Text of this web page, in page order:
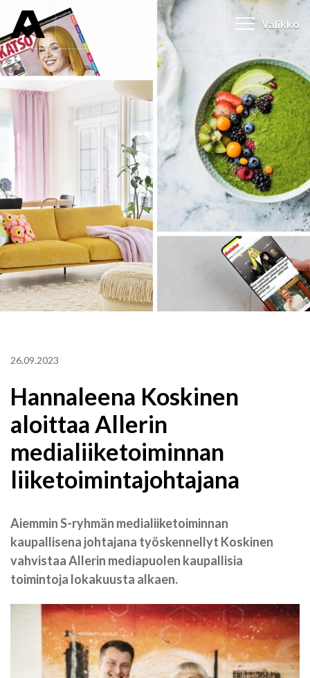
Valikko
26.09.2023
Hannaleena Koskinen
aloittaa Allerin
medialiiketoiminnan
liiketoimintajohtajana
Aiemmin S-ryhmän medialiiketoiminnan
kaupallisena johtajana työskennellyt Koskinen
vahvistaa Allerin mediapuolen kaupallisia
toimintoja lokakuusta alkaen.